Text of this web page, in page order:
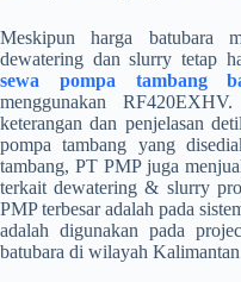
Meskipun harga batubara
dewatering dan slurry tetap
sewa pompa tambang
menggunakan
keterangan dan penjelasan
pompa tambang yang
tambang, PT PMP juga
terkait dewatering & slurry
PMP terbesar adalah pada
adalah digunakan pada
batubara di wilayah